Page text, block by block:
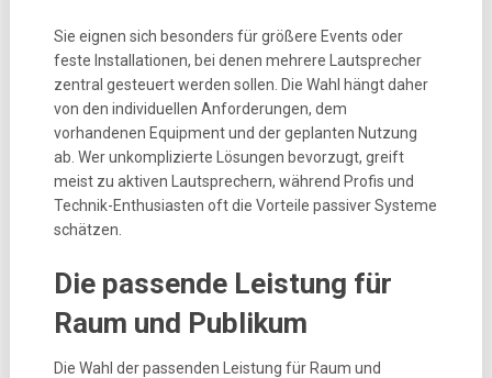
Sie eignen sich besonders für größere Events oder
feste Installationen, bei denen mehrere Lautsprecher
zentral gesteuert werden sollen. Die Wahl hängt daher
von den individuellen Anforderungen, dem
vorhandenen Equipment und der geplanten Nutzung
ab. Wer unkomplizierte Lösungen bevorzugt, greift
meist zu aktiven Lautsprechern, während Profis und
Technik-Enthusiasten oft die Vorteile passiver Systeme
schätzen.
Die passende Leistung für
Raum und Publikum
Die Wahl der passenden Leistung für Raum und